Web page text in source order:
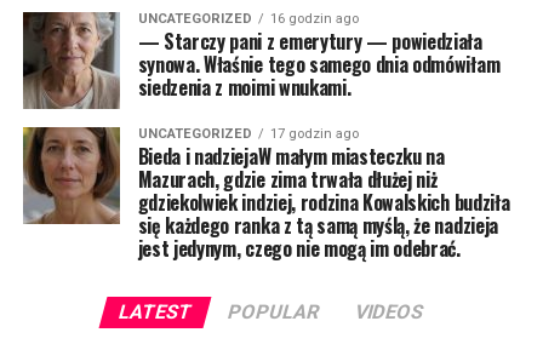
UNCATEGORIZED 16 godzin ago
— Starczy pani z emerytury — powiedziała
synowa. Właśnie tego samego dnia odmówiłam
siedzenia z moimi wnukami.
UNCATEGORIZED 17 godzin ago
Bieda i nadziejaW małym miasteczku na
Mazurach, gdzie zima trwała dłużej niż
gdziekolwiek indziej, rodzina Kowalskich budziła
się każdego ranka z tą samą myślą, że nadzieja
jest jedynym, czego nie mogą im odebrać.
LATEST POPULAR VIDEOS